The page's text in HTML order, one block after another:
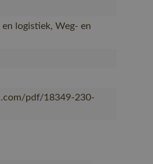
logistiek, Weg- en
pdf/18349-230-